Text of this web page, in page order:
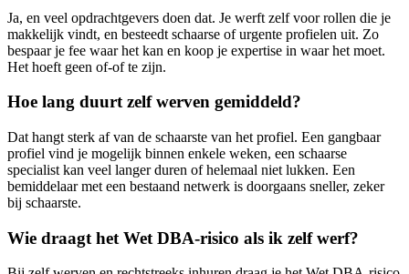
Ja, en veel opdrachtgevers doen dat. Je werft zelf voor rollen die je
makkelijk vindt, en besteedt schaarse of urgente profielen uit. Zo
bespaar je fee waar het kan en koop je expertise in waar het moet.
Het hoeft geen of-of te zijn.
Hoe lang duurt zelf werven gemiddeld?
Dat hangt sterk af van de schaarste van het profiel. Een gangbaar
profiel vind je mogelijk binnen enkele weken, een schaarse
specialist kan veel langer duren of helemaal niet lukken. Een
bemiddelaar met een bestaand netwerk is doorgaans sneller, zeker
bij schaarste.
Wie draagt het Wet DBA-risico als ik zelf werf?